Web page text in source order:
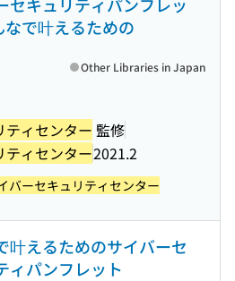
なで叶えるための
ティセンター 監修
ティセンター2021.2
Other Libraries in Japan
バーセキュリティセンター
叶えるためのサイバーセ
ィパンフレット